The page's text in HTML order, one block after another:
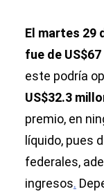
El martes 29
fue de
este podría
US$32.3
premio, en
líquido, pues
federales,
ingresos.